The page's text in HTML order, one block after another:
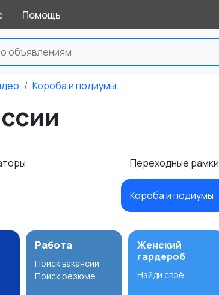
Помощь
Короба и подиумы
Переходные рамки
Короба и подиумы
Работа
Поиск вакансий
Поиск резюме
Женский
гардероб
Найди своё